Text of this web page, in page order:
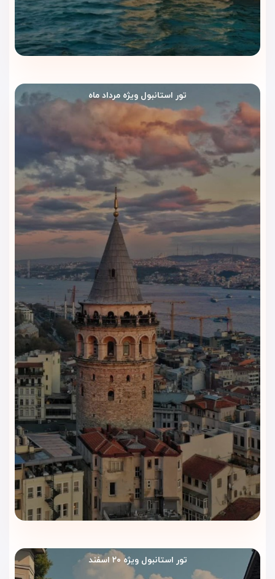
تور استانبول ویژه مرداد ماه
تور استانبول ویژه ۲۰ اسفند